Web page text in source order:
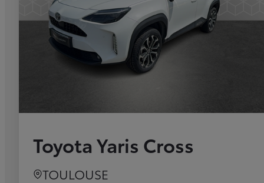
Toyota Yaris Cross
TOULOUSE